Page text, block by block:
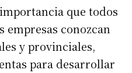
que todos
empresas conozcan
y provinciales,
para desarrollar